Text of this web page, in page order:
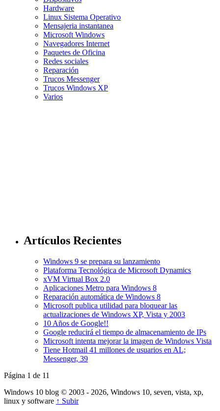
Hardware
Linux Sistema Operativo
Mensajeria instantanea
Microsoft Windows
Navegadores Internet
Paquetes de Oficina
Redes sociales
Reparación
Trucos Messenger
Trucos Windows XP
Varios
Artículos Recientes
Windows 9 se prepara su lanzamiento
Plataforma Tecnológica de Microsoft Dynamics
xVM Virtual Box 2.0
Aplicaciones Metro para Windows 8
Reparación automática de Windows 8
Microsoft publica utilidad para bloquear las
actualizaciones de Windows XP, Vista y 2003
10 Años de Google!!
Google reducirá el tiempo de almacenamiento de IPs
Microsoft intenta mejorar la imagen de Windows Vista
Tiene Hotmail 41 millones de usuarios en AL;
Messenger, 39
Página 1 de 11
Windows 10 blog © 2003 - 2026, Windows 10, seven, vista, xp,
linux y software ↑ Subir